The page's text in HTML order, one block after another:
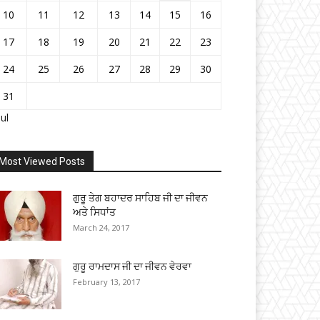
10 11 12 13 14 15
16
17
18 19 20 21 22
23
24
25 26 27 28 29
30
31
Viewed Posts
ਗੁਰੂ ਤੇਗ ਬਹਾਦਰ ਸਾਹਿਬ ਜੀ ਦਾ ਜੀਵਨ
ਅਤੇ ਸਿਧਾਂਤ
March 24, 2017
ਗੁਰੂ ਰਾਮਦਾਸ ਜੀ ਦਾ ਜੀਵਨ ਵੇਰਵਾ
February 13, 2017